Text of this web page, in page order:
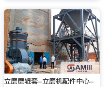
立磨磨辊套-立磨机配件中心-